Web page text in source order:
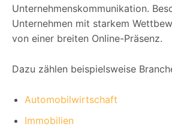
Unternehmenskommunikation.
Unternehmen mit starkem
von einer breiten Online-Präsenz.
Dazu zählen beispielsweise
Automobilwirtschaft
Immobilien